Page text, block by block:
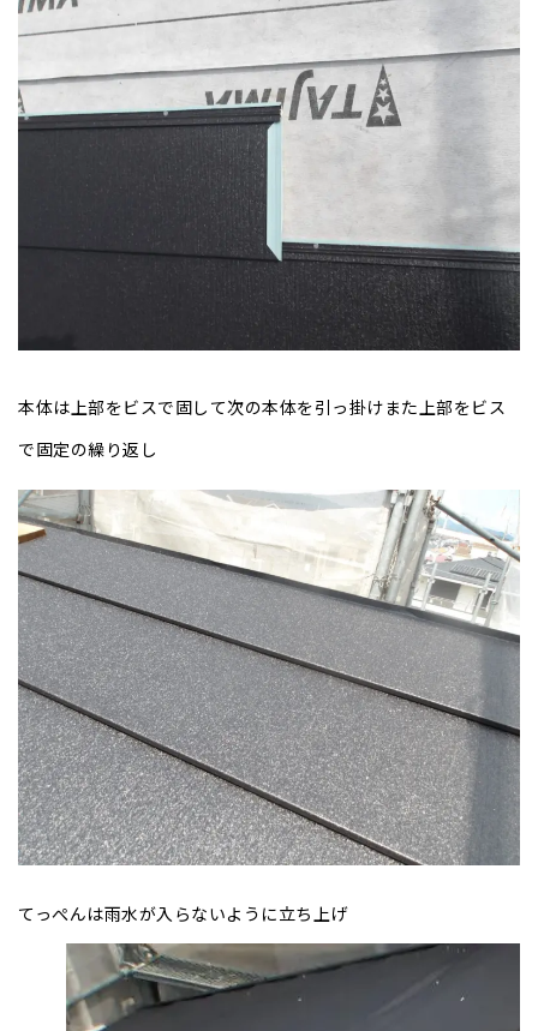
本体は上部をビスで固して次の本体を引っ掛けまた上部をビス
で固定の繰り返し
てっぺんは雨水が入らないように立ち上げ